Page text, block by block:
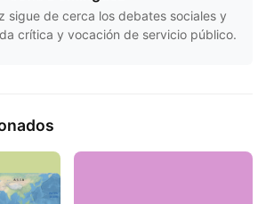
sigue de cerca los debates sociales y
crítica y vocación de servicio público.